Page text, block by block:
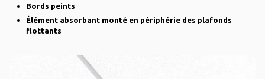
Bords peints
Élément absorbant monté en périphérie des plafonds
flottants